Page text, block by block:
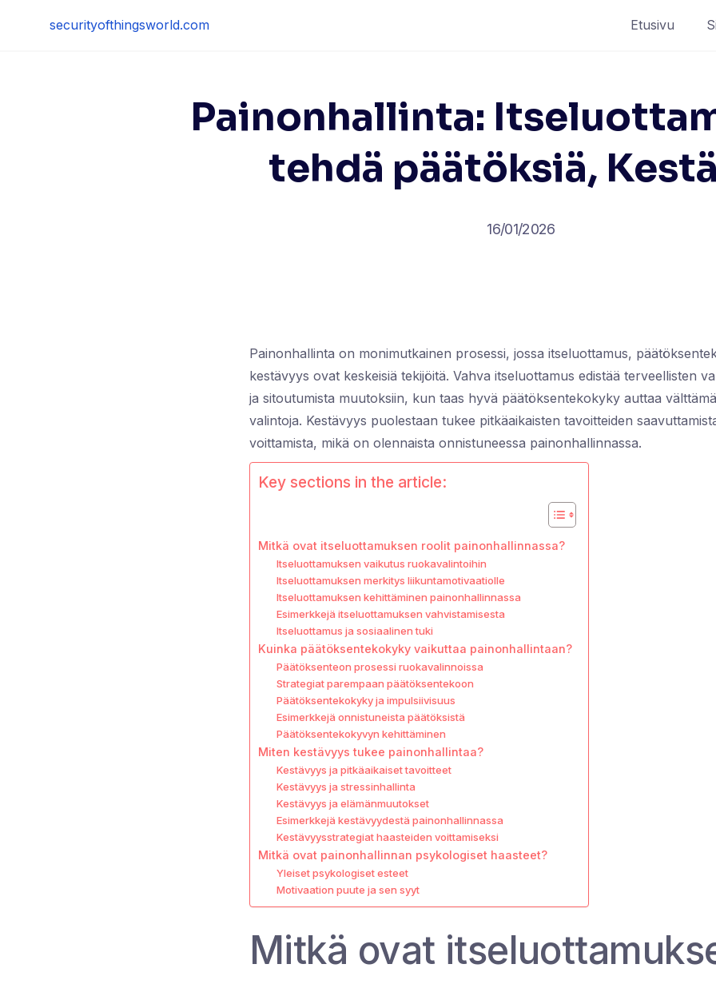
securityofthingsworld.com Etusivu
Painonhallinta:
tehdä päätöksiä,
16/01/2026
Painonhallinta on monimutkainen prosessi, jossa itseluottamus,
kestävyys ovat keskeisiä tekijöitä. Vahva itseluottamus edistää terveellisten
ja sitoutumista muutoksiin, kun taas hyvä päätöksentekokyky auttaa
valintoja. Kestävyys puolestaan tukee pitkäaikaisten tavoitteiden
voittamista, mikä on olennaista onnistuneessa painonhallinnassa.
Key sections in the article:
Mitkä ovat itseluottamuksen roolit painonhallinnassa?
Itseluottamuksen vaikutus ruokavalintoihin
Itseluottamuksen merkitys liikuntamotivaatiolle
Itseluottamuksen kehittäminen painonhallinnassa
Esimerkkejä itseluottamuksen vahvistamisesta
Itseluottamus ja sosiaalinen tuki
Kuinka päätöksentekokyky vaikuttaa painonhallintaan?
Päätöksenteon prosessi ruokavalinnoissa
Strategiat parempaan päätöksentekoon
Päätöksentekokyky ja impulsiivisuus
Esimerkkejä onnistuneista päätöksistä
Päätöksentekokyvyn kehittäminen
Miten kestävyys tukee painonhallintaa?
Kestävyys ja pitkäaikaiset tavoitteet
Kestävyys ja stressinhallinta
Kestävyys ja elämänmuutokset
Esimerkkejä kestävyydestä painonhallinnassa
Kestävyysstrategiat haasteiden voittamiseksi
Mitkä ovat painonhallinnan psykologiset haasteet?
Yleiset psykologiset esteet
Motivaation puute ja sen syyt
Mitkä ovat